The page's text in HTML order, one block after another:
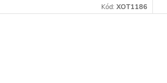
Kód:XOT1186